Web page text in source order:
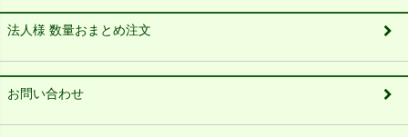
法人様 数量おまとめ注文
お問い合わせ